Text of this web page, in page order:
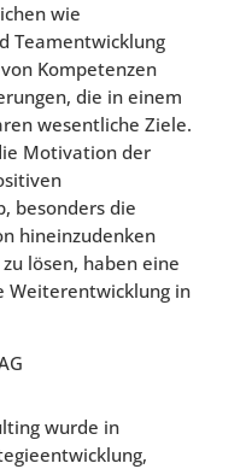
wie
Teamentwicklung
Kompetenzen
die in einem
wesentliche Ziele.
Motivation der
besonders die
hineinzudenken
lösen, haben eine
Weiterentwicklung in
wurde in